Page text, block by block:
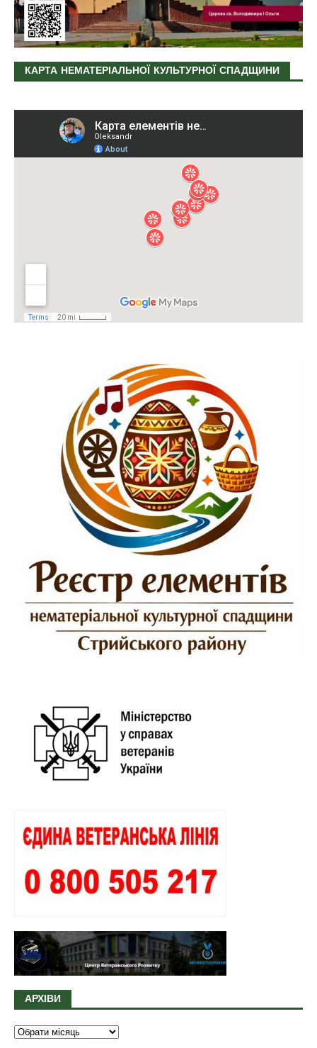
КАРТА НЕМАТЕРІАЛЬНОЇ КУЛЬТУРНОЇ СПАДЩИНИ
АРХІВИ